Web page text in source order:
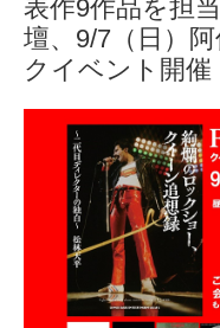
表作9作品を担
壇、9/7（日）
クイベント開催